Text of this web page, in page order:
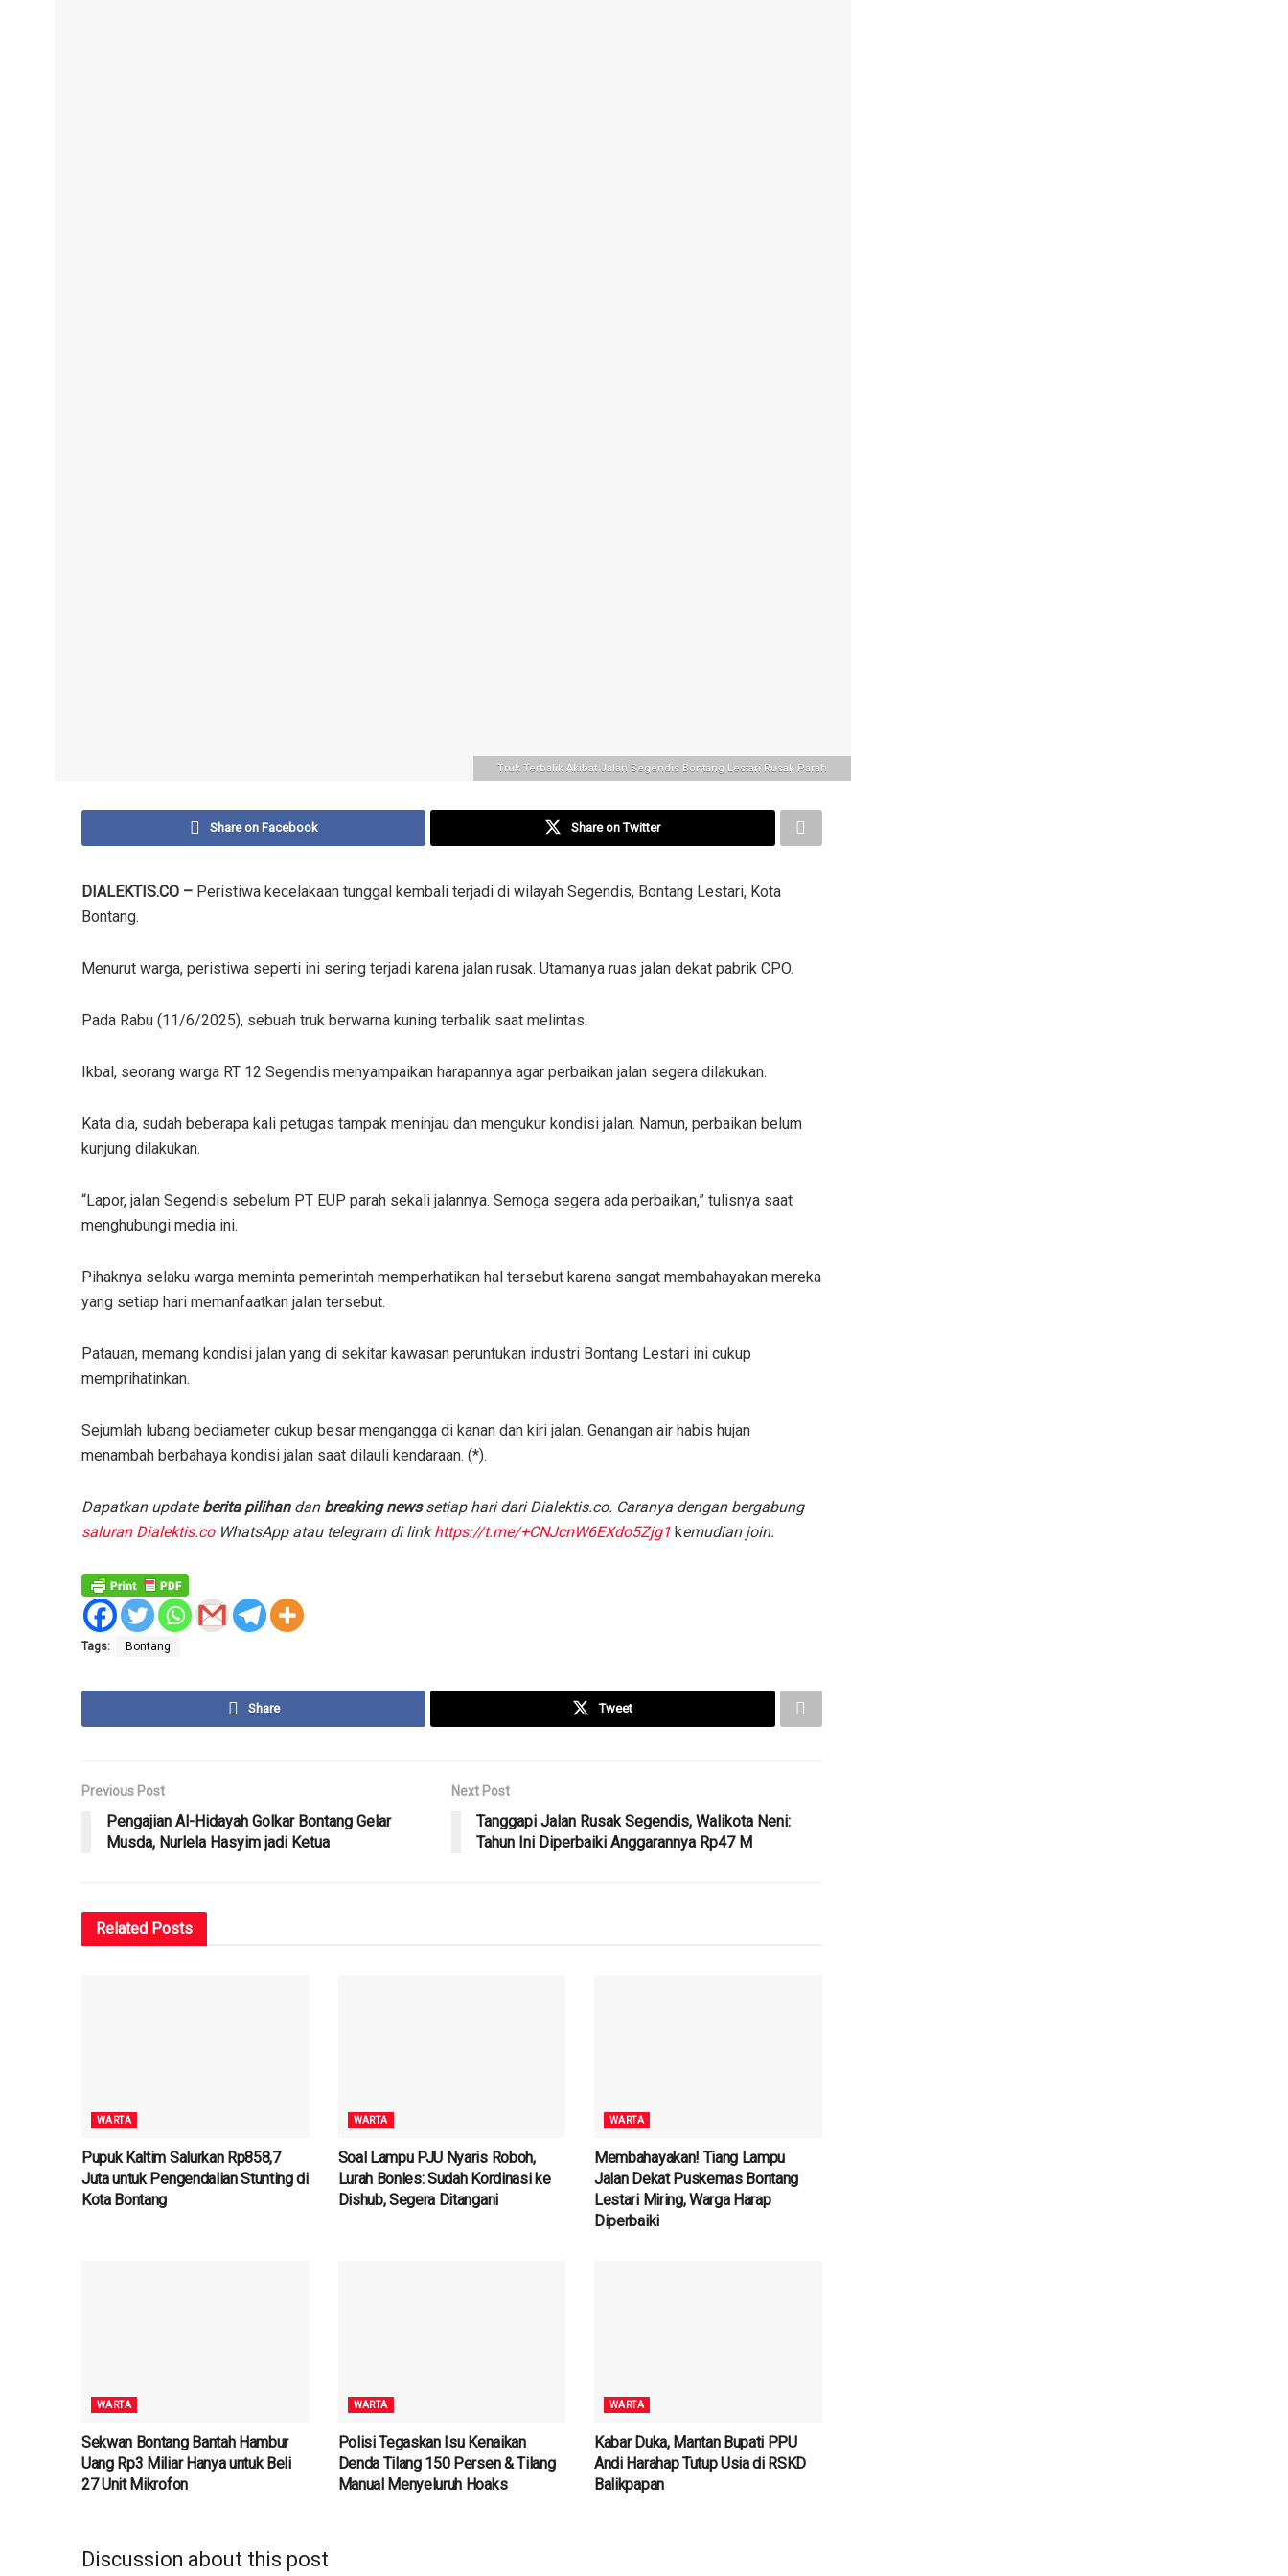
Truk Terbalik Akibat Jalan Segendis Bontang Lestari Rusak Parah
Share on Facebook Share on Twitter
DIALEKTIS.CO – Peristiwa kecelakaan tunggal kembali terjadi di wilayah Segendis, Bontang Lestari, Kota
Bontang.
Menurut warga, peristiwa seperti ini sering terjadi karena jalan rusak. Utamanya ruas jalan dekat pabrik CPO.
Pada Rabu (11/6/2025), sebuah truk berwarna kuning terbalik saat melintas.
Ikbal, seorang warga RT 12 Segendis menyampaikan harapannya agar perbaikan jalan segera dilakukan.
Kata dia, sudah beberapa kali petugas tampak meninjau dan mengukur kondisi jalan. Namun, perbaikan belum
kunjung dilakukan.
“Lapor, jalan Segendis sebelum PT EUP parah sekali jalannya. Semoga segera ada perbaikan,” tulisnya saat
menghubungi media ini.
Pihaknya selaku warga meminta pemerintah memperhatikan hal tersebut karena sangat membahayakan mereka
yang setiap hari memanfaatkan jalan tersebut.
Patauan, memang kondisi jalan yang di sekitar kawasan peruntukan industri Bontang Lestari ini cukup
memprihatinkan.
Sejumlah lubang bediameter cukup besar mengangga di kanan dan kiri jalan. Genangan air habis hujan
menambah berbahaya kondisi jalan saat dilauli kendaraan. (*).
Dapatkan updateberita pilihan dan breaking newssetiap hari dari Dialektis.co. Caranya dengan bergabung
saluran Dialektis.co WhatsApp atau telegram di linkhttps://t.me/+CNJcnW6EXdo5Zjg1 kemudian join.
Tags: Bontang
Share Tweet
Previous Post
Pengajian Al-Hidayah Golkar Bontang Gelar
Musda, Nurlela Hasyim jadi Ketua
Next Post
Tanggapi Jalan Rusak Segendis, Walikota Neni:
Tahun Ini Diperbaiki Anggarannya Rp47 M
Related Posts
WARTA
Pupuk Kaltim Salurkan Rp858,7
Juta untuk Pengendalian Stunting di
Kota Bontang
WARTA
Soal Lampu PJU Nyaris Roboh,
Lurah Bonles: Sudah Kordinasi ke
Dishub, Segera Ditangani
WARTA
Membahayakan! Tiang Lampu
Jalan Dekat Puskemas Bontang
Lestari Miring, Warga Harap
Diperbaiki
WARTA
Sekwan Bontang Bantah Hambur
Uang Rp3 Miliar Hanya untuk Beli
27 Unit Mikrofon
WARTA
Polisi Tegaskan Isu Kenaikan
Denda Tilang 150 Persen & Tilang
Manual Menyeluruh Hoaks
WARTA
Kabar Duka, Mantan Bupati PPU
Andi Harahap Tutup Usia di RSKD
Balikpapan
Discussion about this post